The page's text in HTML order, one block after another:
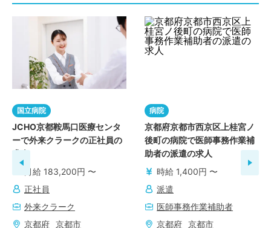
国立病院
JCHO京都鞍馬口医療センタ
ーで外来クラークの正社員の
求人
月給 183,200円 〜
正社員
外来クラーク
京都府 京都市
病院
京都府京都市西京区上桂宮ノ
後町の病院で医師事務作業補
助者の派遣の求人
時給 1,400円 〜
派遣
医師事務作業補助者
京都府 京都市